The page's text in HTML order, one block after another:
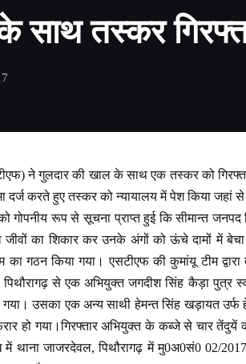
साथ तस्कर
ने गुलदार की खाल के साथ एक तस्कर को
दर्ज करते हुए तस्कर को न्यायालय में पेश किया जहां
गोपनीय रूप से सूचना प्राप्त हुई कि सीमान्त जनपद
जीवों का शिकार कर उनके अंगों को ऊंचे दामों में
का गठन किया गया। एसटीएफ की कुमांयू टीम
पिथौरागढ़ से एक अभियुक्त जगदीश सिंह कैड़ा पुत्र
गया। उसका एक अन्य साथी हेमन्त सिंह खड़ायत
हो गया।गिरफ्तार अभियुक्त के कब्जे से चार
जाजरदेवल, पिथौरागढ़ में मु0अ0सं0 02/2017